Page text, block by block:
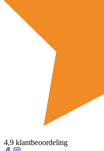
4,9 klantbeoordeling